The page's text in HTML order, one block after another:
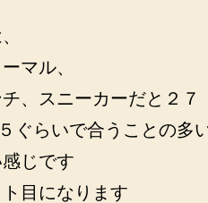
マル、
、スニーカーだと２７
ぐらいで合うことの多
じです
目になります